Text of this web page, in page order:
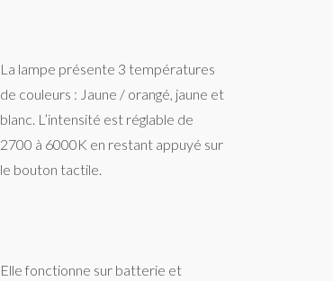
La lampe présente 3 températures
de couleurs : Jaune / orangé, jaune et
blanc. L’intensité est réglable de
2700 à 6000K en restant appuyé sur
le bouton tactile.
Elle fonctionne sur batterie et